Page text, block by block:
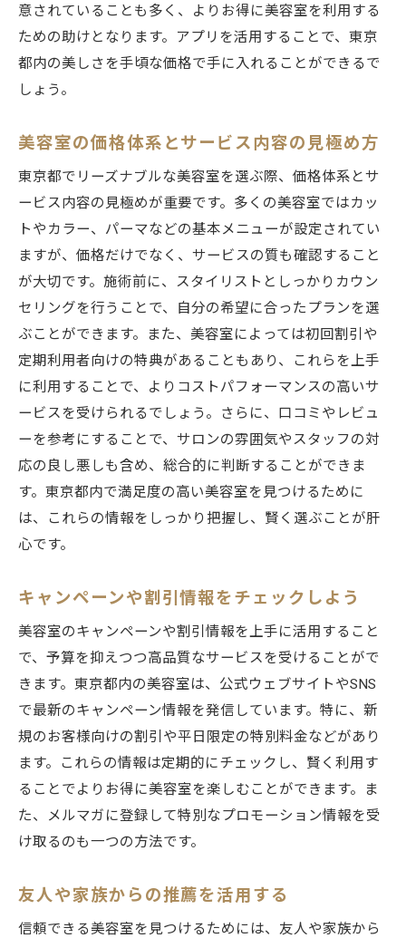
美容室の選択肢を広げるための情報収集法
意されていることも多く、よりお得に美容室を利用する
ための助けとなります。アプリを活用することで、東京
都内の美しさを手頃な価格で手に入れることができるで
しょう。
美容室の価格体系とサービス内容の見極め方
東京都でリーズナブルな美容室を選ぶ際、価格体系とサ
ービス内容の見極めが重要です。多くの美容室ではカッ
トやカラー、パーマなどの基本メニューが設定されてい
ますが、価格だけでなく、サービスの質も確認すること
が大切です。施術前に、スタイリストとしっかりカウン
セリングを行うことで、自分の希望に合ったプランを選
ぶことができます。また、美容室によっては初回割引や
定期利用者向けの特典があることもあり、これらを上手
に利用することで、よりコストパフォーマンスの高いサ
ービスを受けられるでしょう。さらに、口コミやレビュ
ーを参考にすることで、サロンの雰囲気やスタッフの対
応の良し悪しも含め、総合的に判断することができま
す。東京都内で満足度の高い美容室を見つけるために
は、これらの情報をしっかり把握し、賢く選ぶことが肝
心です。
キャンペーンや割引情報をチェックしよう
美容室のキャンペーンや割引情報を上手に活用すること
で、予算を抑えつつ高品質なサービスを受けることがで
きます。東京都内の美容室は、公式ウェブサイトやSNS
で最新のキャンペーン情報を発信しています。特に、新
規のお客様向けの割引や平日限定の特別料金などがあり
ます。これらの情報は定期的にチェックし、賢く利用す
ることでよりお得に美容室を楽しむことができます。ま
た、メルマガに登録して特別なプロモーション情報を受
け取るのも一つの方法です。
友人や家族からの推薦を活用する
信頼できる美容室を見つけるためには、友人や家族から